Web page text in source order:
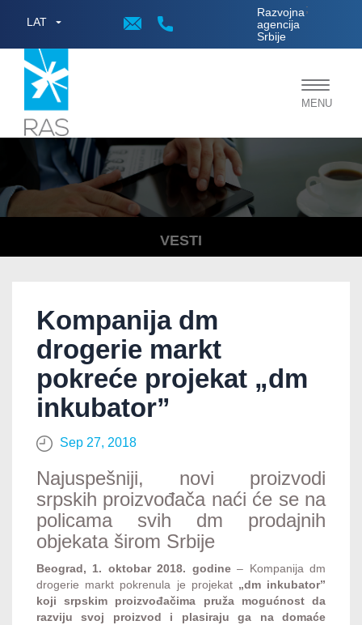
LAT
Razvojna
agencija
Srbije
;
Toggle
MENU
VESTI
Kompanija dm
drogerie markt
pokreće projekat „dm
inkubator”
Sep 27, 2018
Najuspešniji, novi proizvodi
srpskih proizvođača naći će se na
policama svih dm prodajnih
objekata širom Srbije
Beograd, 1. oktobar 2018. godine– Kompanija dm
drogerie markt pokrenula je projekat „dm inkubator”
koji srpskim proizvođačima pruža mogućnost da
razviju svoj proizvod i plasiraju ga na domaće